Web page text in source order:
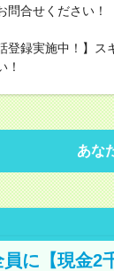
問合せください！
登録実施中！】
！
あな
に【現金2